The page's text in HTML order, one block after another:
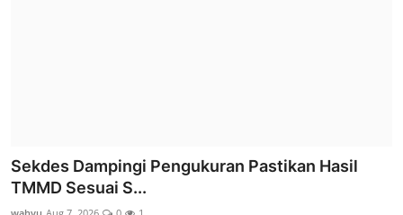
Sekdes Dampingi Pengukuran Pastikan Hasil
TMMD Sesuai S...